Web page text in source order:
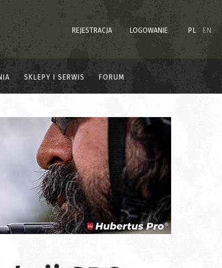
REJESTRACJA LOGOWANIE PL EN
SKLEPY I SERWIS FORUM